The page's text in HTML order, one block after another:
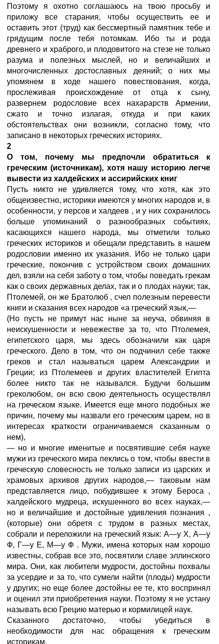
Поэтому я охотно соглашаюсь на твою просьбу и
приложу все старания, чтобы осуществить ее и
оставить этот (труд) как бессмертный памятник тебе и
грядущим после тебя потомкам. Ибо ты и рода
древнего и храброго, и плодовитого на стезе не только
разума и полезных мыслей, но и величайших и
многочисленных достославных деяний; о них мы
упомянем в ходе нашего повествования, когда,
прослеживая происхождение от отца к сыну,
развернем родословие всех нахарарств Армении,
сжато и точно излагая, откуда и при каких
обстоятельствах они возникли, согласно тому, что
записано в некоторых греческих историях.
2
О том, почему мы предпочли обратиться к
греческим (источникам), хотя нашу историю легче
вывести из халдейских и ассирийских книг
Пусть никто не удивляется тому, что хотя, как это
общеизвестно, историки имеются у многих народов и, в
особенности, у персов и халдеев , и у них сохранилось
больше упоминаний о разнообразных событиях,
касающихся нашего народа, мы отметили только
греческих историков и обещали представить в нашем
родословии именно их указания. Ибо не только цари
греческие, покончив с устройством своих домашних
дел, взяли на себя заботу о том, чтобы поведать грекам
как о своих державных делах, так и о плодах науки; так,
Птолемей, он же Братолюб , счел полезным перевести
книги и сказания всех народов «а греческий язык,—
(Но пусть не примут нас ныне за неуча, обвиняя в
неискушенности и невежестве за то, что Птолемея,
египетского царя, мы здесь обозначили как царя
греческого. Дело в том, что он подчинил себе также
греков и стал называться царем Александрии и
Греции; из Птолемеев и других властителей Египта
более никто так не назывался. Будучи большим
греколюбом, он всю свою деятельность осуществлял
на греческом языке. Имеется еще много подобных же
причин, почему мы назвали его греческим царем, но в
интересах краткости ограничиваемся сказанным о
нем),
— но и многие именитые и посвятившие себя науке
мужи из греческого мира пеклись о том, чтобы ввести в
греческую словесность не только записи из царских и
храмовых архивов других народов,— таковым нам
представляется лицо, побудившее к этому Бероса ,
халдейского мудреца, искушенного во всех науках,—
но и величайшие и достойные удивления познания ,
(которые) они обретя с трудом в разных местах,
собрали и переложили на греческий язык: А—у X, А—у
Ф, Г—у Е, М—у Ф . Мужи, имена которых нам хорошо
известны, собрав все это, посвятили славе эллинского
мира. Они, как любители мудрости, достойны похвалы
за усердие и за то, что сумели найти (плоды) мудрости
у других; но еще более достойны ее те, кто воспринял
и оценил эти приобретения науки. Поэтому я не устану
называть всю Грецию матерью и кормилицей наук.
Сказанного достаточно, чтобы убедиться в
необходимости для нас обращения к греческим
историкам.